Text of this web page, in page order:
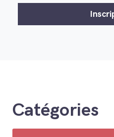
Catégories